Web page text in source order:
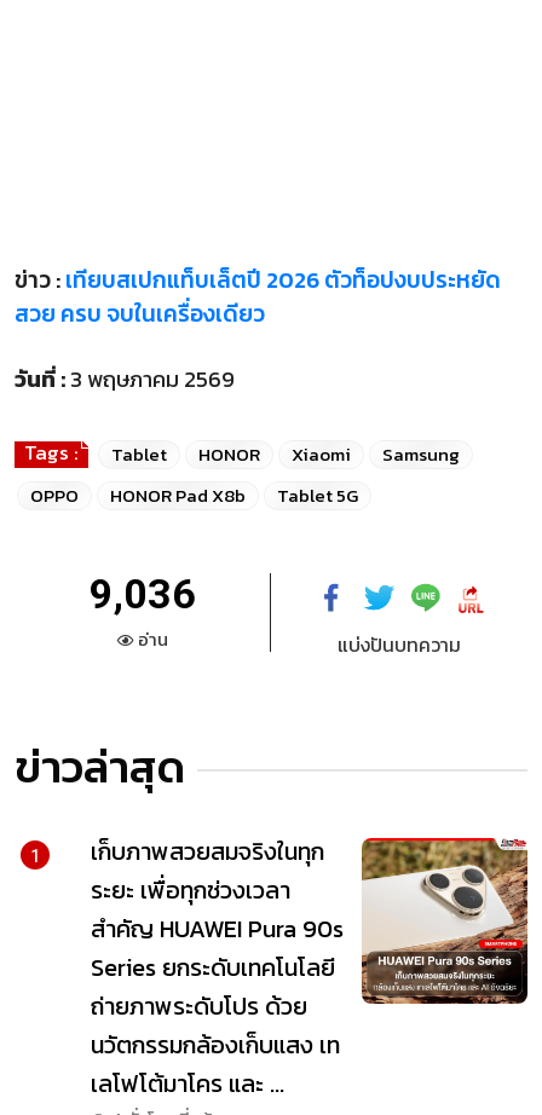
ข่าว :เทียบสเปกแท็บเล็ตปี 2026 ตัวท็อปงบประหยัด
สวย ครบ จบในเครื่องเดียว
วันที่ :3 พฤษภาคม 2569
Tags : Tablet HONOR Xiaomi
Samsung
OPPO
HONOR Pad X8b Tablet 5G
9,036
อ่าน แบ่งปันบทความ
ข่าวล่าสุด
1
เก็บภาพสวยสมจริงในทุก
ระยะ เพื่อทุกช่วงเวลา
สำคัญ HUAWEI Pura 90s
Series ยกระดับเทคโนโลยี
ถ่ายภาพระดับโปร ด้วย
นวัตกรรมกล้องเก็บแสง เท
เลโฟโต้มาโคร และ ...